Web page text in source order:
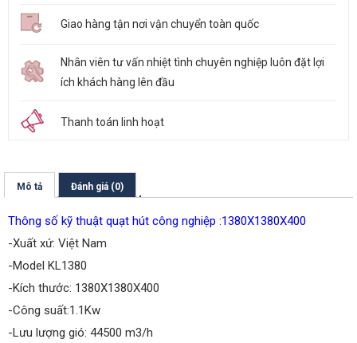
Giao hàng tận nơi vận chuyển toàn quốc
Nhân viên tư vấn nhiệt tình chuyên nghiệp luôn đặt lợi
ích khách hàng lên đầu
Thanh toán linh hoạt
Mô tả Đánh giá (0)
Thông số kỹ thuật quạt hút công nghiệp :1380X1380X400
-Xuất xứ: Việt Nam
-Model KL1380
-Kích thước: 1380X1380X400
-Công suất:1.1Kw
-Lưu lượng gió: 44500 m3/h